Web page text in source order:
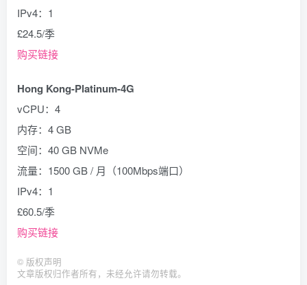
IPv4：1
£24.5/季
购买链接
Hong Kong-Platinum-4G
vCPU：4
内存：4 GB
空间：40 GB NVMe
流量：1500 GB / 月（100Mbps端口）
IPv4：1
£60.5/季
购买链接
© 版权声明
文章版权归作者所有，未经允许请勿转载。